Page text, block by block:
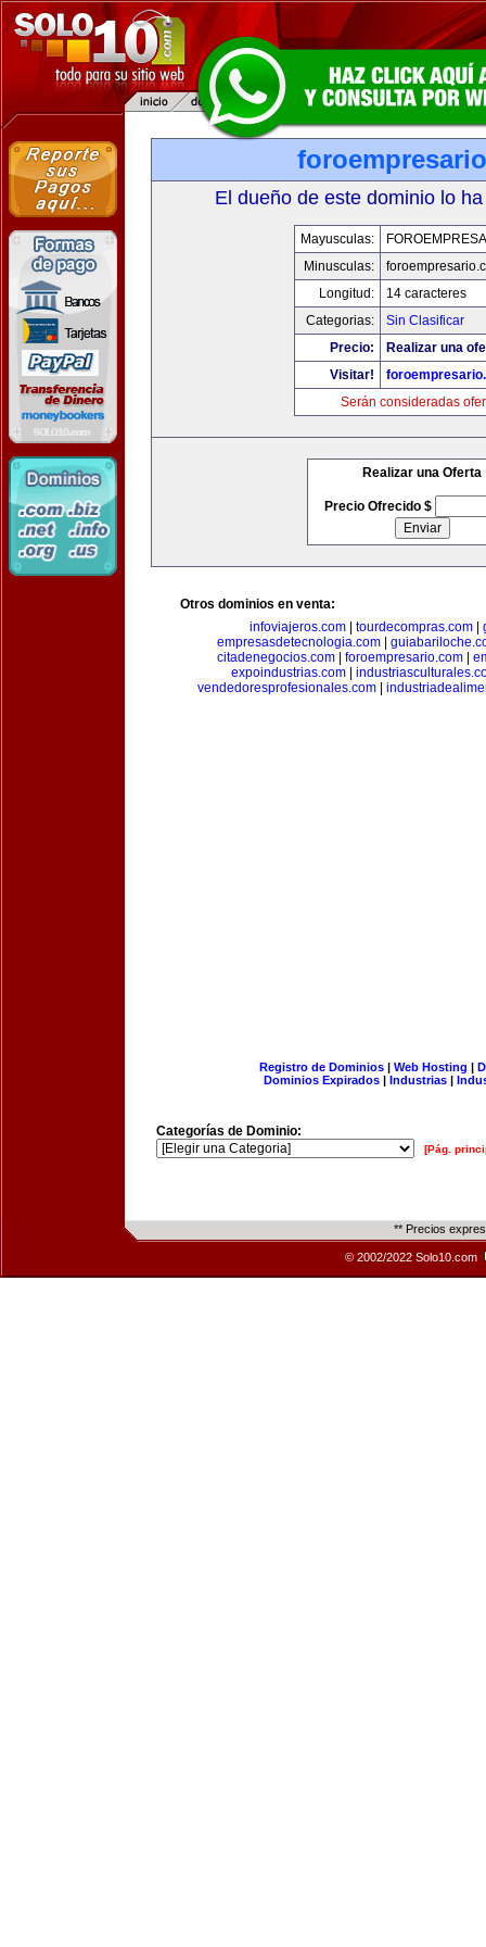
El dueño de este dominio lo
Mayusculas:
Minusculas:
Longitud:
14 caracteres
Categorias:
Sin Clasificar
Precio:
Realizar una
Visitar!
Serán consideradas
Realizar una Oferta
Precio Ofrecido $
Otros dominios en venta:
infoviajeros.com
tourdecompras.com
empresasdetecnologia.com
citadenegocios.com
foroempresario.com
expoindustrias.com
vendedoresprofesionales.com|
Registro de Dominios| Web Hosting |
Dominios Expirados | Industrias |
Categorías de Dominio:
[Pág.
** Precios
© 2002/2022 Solo10.com